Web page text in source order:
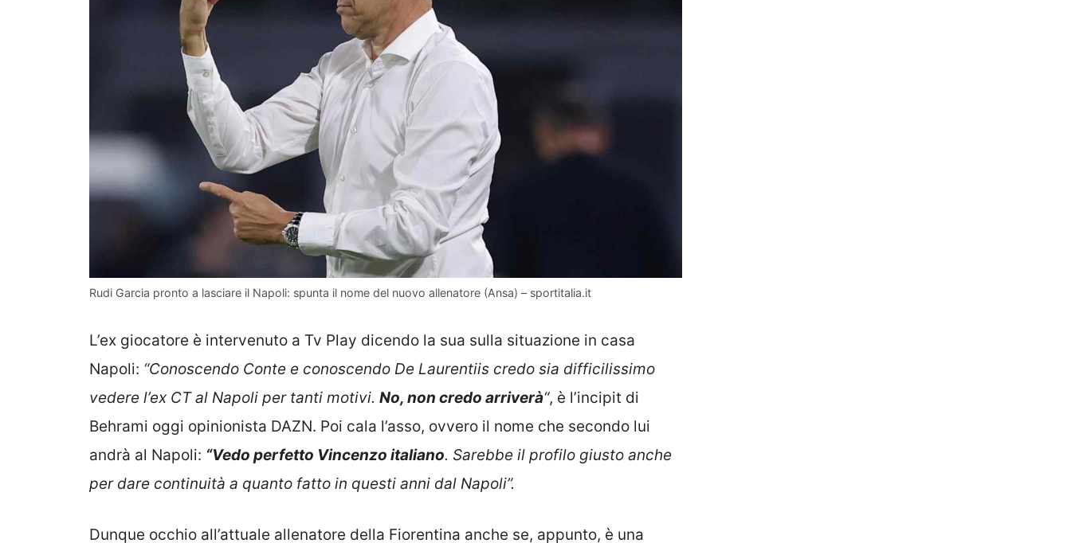
Rudi Garcia pronto a lasciare il Napoli: spunta il nome del nuovo allenatore (Ansa) – sportitalia.it
L’ex giocatore è intervenuto a Tv Play dicendo la sua sulla situazione in casa
Napoli: “Conoscendo Conte e conoscendo De Laurentiis credo sia difficilissimo
vedere l’ex CT al Napoli per tanti motivi. No, non credo arriverà“, è l’incipit di
Behrami oggi opinionista DAZN. Poi cala l’asso, ovvero il nome che secondo lui
andrà al Napoli: “Vedo perfetto Vincenzo italiano. Sarebbe il profilo giusto anche
per dare continuità a quanto fatto in questi anni dal Napoli”.
Dunque occhio all’attuale allenatore della Fiorentina anche se, appunto, è una